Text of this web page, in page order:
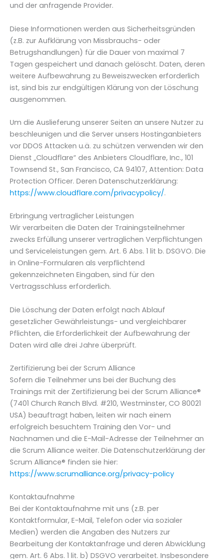
und der anfragende Provider.
Diese Informationen werden aus Sicherheitsgründen
(z.B. zur Aufklärung von Missbrauchs- oder
Betrugshandlungen) für die Dauer von maximal 7
Tagen gespeichert und danach gelöscht. Daten, deren
weitere Aufbewahrung zu Beweiszwecken erforderlich
ist, sind bis zur endgültigen Klärung von der Löschung
ausgenommen.
Um die Auslieferung unserer Seiten an unsere Nutzer zu
beschleunigen und die Server unsers Hostinganbieters
vor DDOS Attacken u.ä. zu schützen verwenden wir den
Dienst „Cloudflare“ des Anbieters Cloudflare, Inc., 101
Townsend St., San Francisco, CA 94107, Attention: Data
Protection Officer. Deren Datenschutzerklärung:
https://www.cloudflare.com/privacypolicy/.
Erbringung vertraglicher Leistungen
Wir verarbeiten die Daten der Trainingsteilnehmer
zwecks Erfüllung unserer vertraglichen Verpflichtungen
und Serviceleistungen gem. Art. 6 Abs. 1 lit b. DSGVO. Die
in Online-Formularen als verpflichtend
gekennzeichneten Eingaben, sind für den
Vertragsschluss erforderlich.
Die Löschung der Daten erfolgt nach Ablauf
gesetzlicher Gewährleistungs- und vergleichbarer
Pflichten, die Erforderlichkeit der Aufbewahrung der
Daten wird alle drei Jahre überprüft.
Zertifizierung bei der Scrum Alliance
Sofern die Teilnehmer uns bei der Buchung des
Trainings mit der Zertifizierung bei der Scrum Alliance®
(7401 Church Ranch Blvd. #210, Westminster, CO 80021
USA) beauftragt haben, leiten wir nach einem
erfolgreich besuchtem Training den Vor- und
Nachnamen und die E-Mail-Adresse der Teilnehmer an
die Scrum Alliance weiter. Die Datenschutzerklärung der
Scrum Alliance® finden sie hier:
https://www.scrumalliance.org/privacy-policy
Kontaktaufnahme
Bei der Kontaktaufnahme mit uns (z.B. per
Kontaktformular, E-Mail, Telefon oder via sozialer
Medien) werden die Angaben des Nutzers zur
Bearbeitung der Kontaktanfrage und deren Abwicklung
gem. Art. 6 Abs. 1 lit. b) DSGVO verarbeitet. Insbesondere